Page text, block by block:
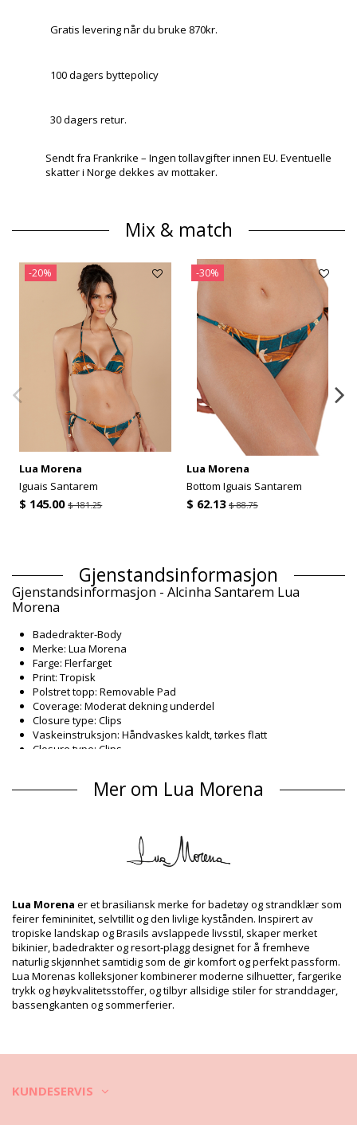
Gratis levering når du bruke 870kr.
100 dagers byttepolicy
30 dagers retur.
Sendt fra Frankrike – Ingen tollavgifter innen EU. Eventuelle
skatter i Norge dekkes av mottaker.
Mix & match
-20%
Lua Morena
Iguais Santarem
$ 145.00$ 181.25
-30%
Lua Morena
Bottom Iguais Santarem
$ 62.13 $ 88.75
Gjenstandsinformasjon
Gjenstandsinformasjon - Alcinha Santarem Lua
Morena
Badedrakter-Body
Merke: Lua Morena
Farge: Flerfarget
Print: Tropisk
Polstret topp: Removable Pad
Coverage: Moderat dekning underdel
Closure type: Clips
Vaskeinstruksjon: Håndvaskes kaldt, tørkes flatt
Closure type: Clips
Badedrakter Flerfarget Lua Morena
Fôr: 88% Polyamide, 12% Elastane
Produkt informasjon
Pakken inneholder: 1 x Badedrakter (Annet tilbehør er ikke
inkludert)
HS CODE: 6112.41.0010
SKU: 1981123695
EAN: XS (7899918116346), S (7899670741138), M (7899670741190),
L (7899670741268), XL (7899670741336)
Leverandør referanse: 30151035
Vekt: 115g / 0.25lb / 4.06oz
Vask & ivaretagelses
Ivaretagelses instrusjoner for: Lua Morena Alcinha
Mer om Lua Morena
Lua Morena er et brasiliansk merke for badetøy og strandklær som
feirer femininitet, selvtillit og den livlige kystånden. Inspirert av
tropiske landskap og Brasils avslappede livsstil, skaper merket
bikinier, badedrakter og resort-plagg designet for å fremheve
naturlig skjønnhet samtidig som de gir komfort og perfekt passform.
Lua Morenas kolleksjoner kombinerer moderne silhuetter, fargerike
trykk og høykvalitetsstoffer, og tilbyr allsidige stiler for stranddager,
bassengkanten og sommerferier.
KUNDESERVIS